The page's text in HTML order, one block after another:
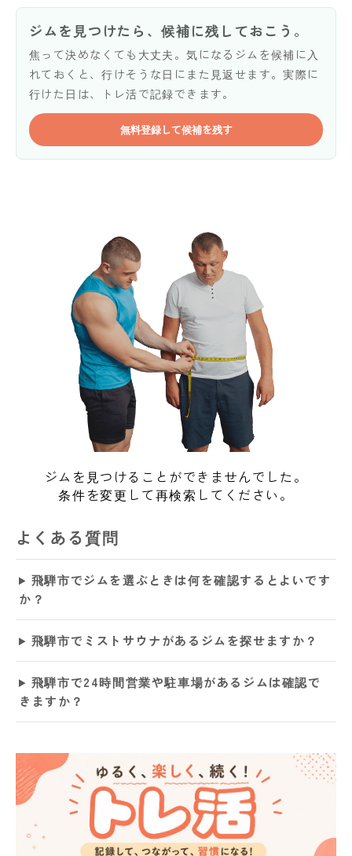
ジムを見つけたら、候補に残しておこう。
焦って決めなくても大丈夫。気になるジムを候補に入
れておくと、行けそうな日にまた見返せます。実際に
行けた日は、トレ活で記録できます。
無料登録して候補を残す
ジムを見つけることができませんでした。
条件を変更して再検索してください。
よくある質問
飛騨市でジムを選ぶときは何を確認するとよいです
か？
飛騨市でミストサウナがあるジムを探せますか？
飛騨市で24時間営業や駐車場があるジムは確認で
きますか？